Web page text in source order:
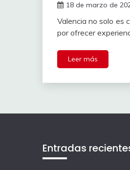
18 de marzo de
Valencia no solo es
por ofrecer
Leer más
Entradas